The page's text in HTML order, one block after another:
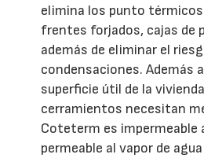
elimina los punto
frentes forjados, cajas de
además de eliminar el
condensaciones. Además
superficie útil de la
cerramientos necesitan
Coteterm es impermeable
permeable al vapor de